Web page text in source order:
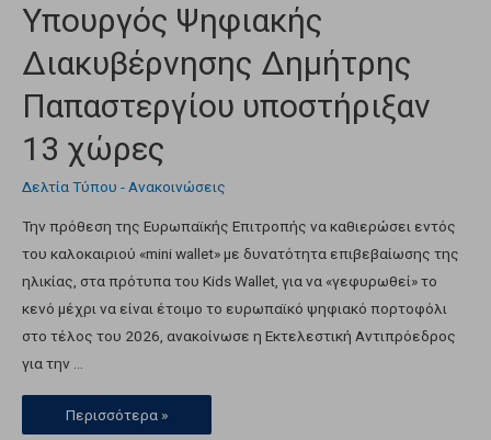
Υπουργός Ψηφιακής
Διακυβέρνησης Δημήτρης
Παπαστεργίου υποστήριξαν
13 χώρες
Δελτία Τύπου - Ανακοινώσεις
Την πρόθεση της Ευρωπαϊκής Επιτροπής να καθιερώσει εντός
του καλοκαιριού «mini wallet» με δυνατότητα επιβεβαίωσης της
ηλικίας, στα πρότυπα του Kids Wallet, για να «γεφυρωθεί» το
κενό μέχρι να είναι έτοιμο το ευρωπαϊκό ψηφιακό πορτοφόλι
στο τέλος του 2026, ανακοίνωσε η Εκτελεστική Αντιπρόεδρος
για την …
Περισσότερα »